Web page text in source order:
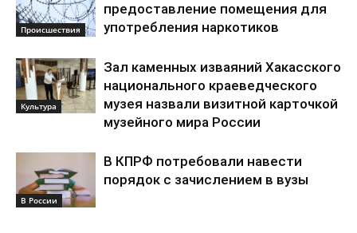
Происшествия
предоставление помещения для
употребления наркотиков
Культура
Зал каменных изваяний Хакасского
национального краеведческого
музея назвали визитной карточкой
музейного мира России
В России
В КПРФ потребовали навести
порядок с зачислением в вузы